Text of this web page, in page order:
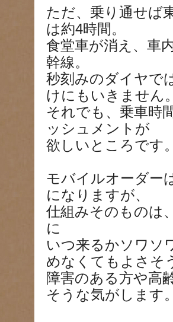
ただ、乗り通せば
は約4時間。
食堂車が消え、車
幹線。
秒刻みのダイヤで
けにもいきません。
それでも、乗車時
ッシュメントが
欲しいところです。
モバイルオーダー
になりますが、
仕組みそのものは
に
いつ来るかソワソ
めなくてもよさそ
障害のある方や高
そうな気がします。